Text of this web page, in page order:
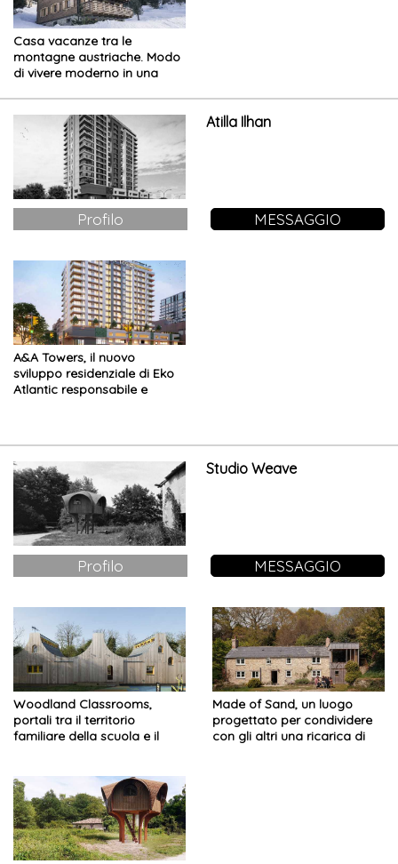
Casa vacanze tra le
montagne austriache. Modo
di vivere moderno in una
Atilla Ilhan
Profilo MESSAGGIO
A&A Towers, il nuovo
sviluppo residenziale di Eko
Atlantic responsabile e
Studio Weave
Profilo MESSAGGIO
Woodland Classrooms,
portali tra il territorio
familiare della scuola e il
Made of Sand, un luogo
progettato per condividere
con gli altri una ricarica di